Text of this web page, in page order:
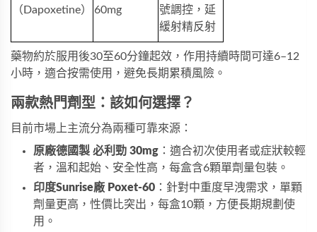
（Dapoxetine）
60mg
號調控，延
緩射精反射
藥物約於服用後30至60分鐘起效，作用持續時間可達6–12
小時，適合按需使用，避免長期累積風險。
兩款熱門劑型：該如何選擇？
目前市場上主流分為兩種可靠來源：
原廠德國製 必利勁 30mg ：適合初次使用者或症狀較輕
者，溫和起始、安全性高，每盒含6顆單劑量包裝。
印度Sunrise廠 Poxet-60 ：針對中重度早洩需求，單顆
劑量更高，性價比突出，每盒10顆，方便長期規劃使
用。